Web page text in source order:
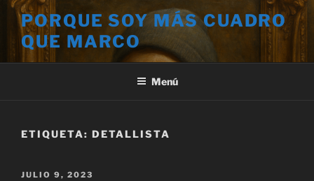
Saltar
contenido
PORQUE SOY MÁS CUADRO
QUE MARCO
Menú
ETIQUETA: DETALLISTA
PUBLICADO
JULIO 9, 2023